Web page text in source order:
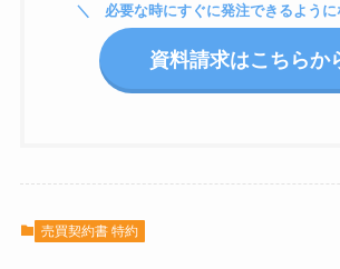
必要な時にすぐに発注できるよう
資料請求はこちらか
売買契約書 特約